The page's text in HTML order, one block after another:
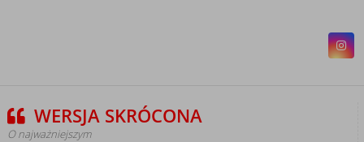
WERSJA SKRÓCONA
O najważniejszym